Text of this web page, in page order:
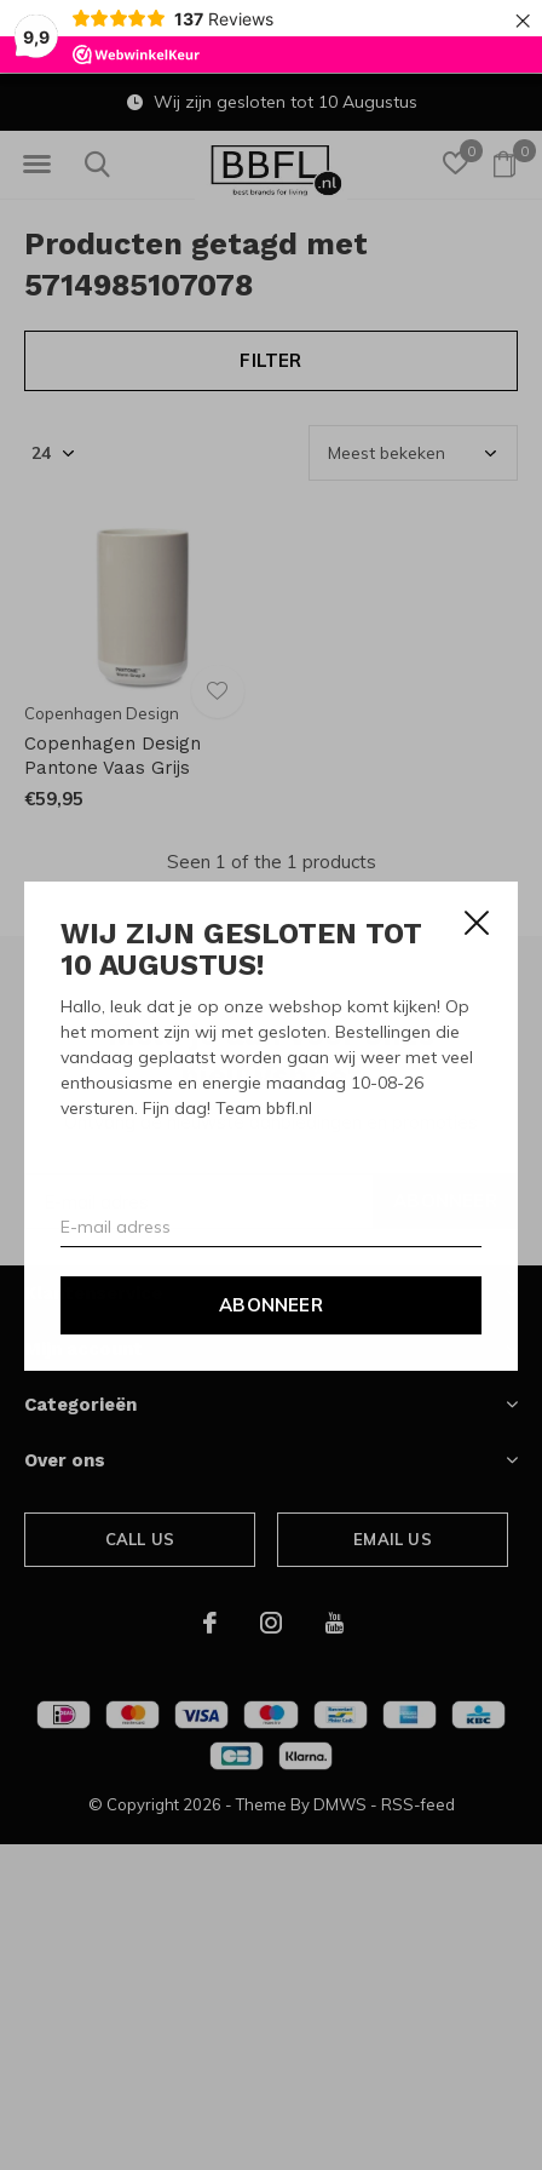
9,9
137 Reviews ×
WIJ ZIJN GESLOTEN TOT
10 AUGUSTUS!
Hallo, leuk dat je op onze webshop komt kijken! Op
het moment zijn wij met gesloten. Bestellingen die
vandaag geplaatst worden gaan wij weer met veel
enthousiasme en energie maandag 10-08-26
versturen. Fijn dag! Team bbfl.nl
ABONNEER
0 0
Wij zijn gesloten tot 10 Augustus
Producten getagd met
5714985107078
FILTER
Copenhagen Design
Copenhagen Design
Pantone Vaas Grijs
€59,95
Seen 1 of the 1 products
Meld je aan voor onze
nieuwsbrief
Ontvang de nieuwste aanbiedingen en promoties
Categorieën
Over ons
CALL US EMAIL US
© Copyright 2026 - Theme By DMWS - RSS-feed